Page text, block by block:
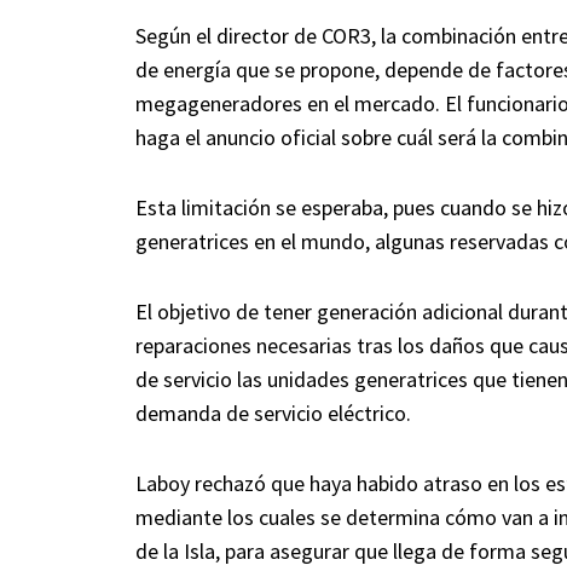
Según el director de COR3, la combinación
de energía que se propone, depende de
megageneradores en el mercado. El
haga el anuncio oficial sobre cuál será la
Esta limitación se esperaba, pues cuando se
generatrices en el mundo, algunas reservadas
El objetivo de tener generación adicional
reparaciones necesarias tras los daños que
de servicio las unidades generatrices que
demanda de servicio eléctrico.
Laboy rechazó que haya habido atraso en los
mediante los cuales se determina cómo van a
de la Isla, para asegurar que llega de forma